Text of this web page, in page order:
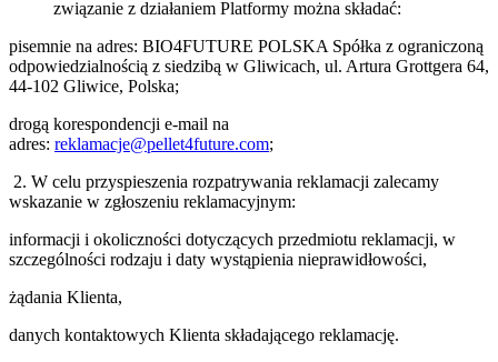
związanie z działaniem Platformy można składać:
pisemnie na adres: BIO4FUTURE POLSKA Spółka z ograniczoną
odpowiedzialnością z siedzibą w Gliwicach, ul. Artura Grottgera 64,
44-102 Gliwice, Polska;
drogą korespondencji e-mail na
adres: reklamacje@pellet4future.com;
2. W celu przyspieszenia rozpatrywania reklamacji zalecamy
wskazanie w zgłoszeniu reklamacyjnym:
informacji i okoliczności dotyczących przedmiotu reklamacji, w
szczególności rodzaju i daty wystąpienia nieprawidłowości,
żądania Klienta,
danych kontaktowych Klienta składającego reklamację.